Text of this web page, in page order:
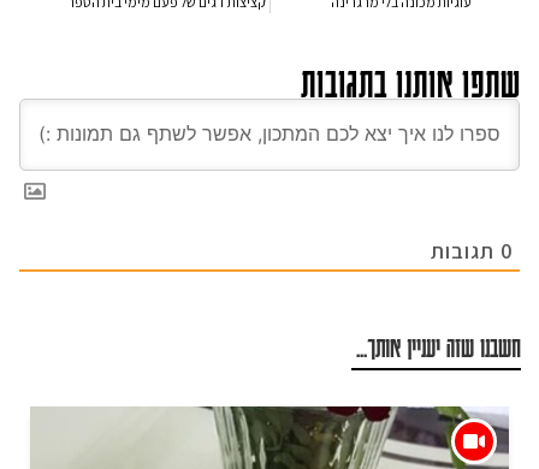
שתפו אותנו בתגובות
0 תגובות
חשבנו שזה יעניין אותך...